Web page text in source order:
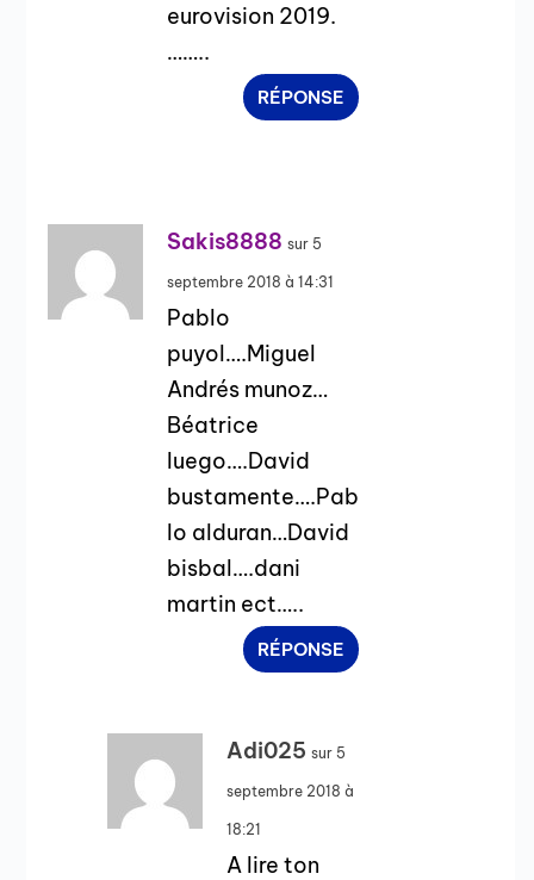
eurovision 2019.
……..
RÉPONSE
Sakis8888 sur 5
septembre 2018 à 14:31
Pablo
puyol….Miguel
Andrés munoz…
Béatrice
luego….David
bustamente….Pab
lo alduran…David
bisbal….dani
martin ect…..
RÉPONSE
Adi025 sur 5
septembre 2018 à
18:21
A lire ton